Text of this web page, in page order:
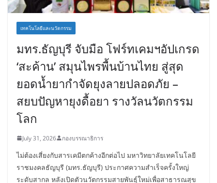
เทคโนโลยีและนวัตกรรม
มทร.ธัญบุรี จับมือ โฟร์ทเคมฯอัปเกรด
‘สะค้าน’ สมุนไพรพื้นบ้านไทย สู่สุด
ยอดน้ำยากำจัดยุงลายปลอดภัย –
สยบปัญหายุงดื้อยา รางวัลนวัตกรรม
โลก
July 31, 2026 กองบรรณาธิการ
ไม่ต้องเสี่ยงกับสารเคมีตกค้างอีกต่อไป มหาวิทยาลัยเทคโนโลยี
ราชมงคลธัญบุรี (มทร.ธัญบุรี) ประกาศความสำเร็จครั้งใหญ่
ระดับสากล หลังเปิดตัวนวัตกรรมสายพันธุ์ใหม่เพื่อสาธารณสุข